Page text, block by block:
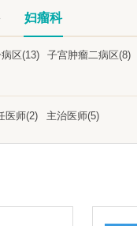
妇瘤科
区(13) 子宫肿瘤二病区(8)
医师(2) 主治医师(5)